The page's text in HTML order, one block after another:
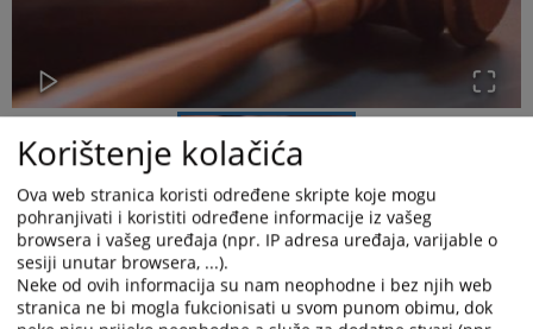
Okružno javno tužilaštvo Banja Luka dana 17.10.2024.godine, podiglo je
optužnicu protiv: Stevanović Željka, rođen 1995.godine iz Laktaša i
Korištenje kolačića
Ova web stranica koristi određene skripte koje mogu
pohranjivati i koristiti određene informacije iz vašeg
browsera i vašeg uređaja (npr. IP adresa uređaja, varijable o
sesiji unutar browsera, ...).
Neke od ovih informacija su nam neophodne i bez njih web
stranica ne bi mogla fukcionisati u svom punom obimu, dok